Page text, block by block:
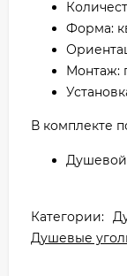
Форма:
Монтаж:
В комплекте
Душевой
Категории:
Душевые